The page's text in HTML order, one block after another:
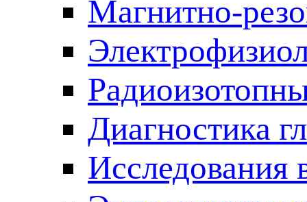
Магнитно-
Диагностика
Исследования